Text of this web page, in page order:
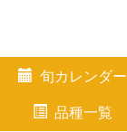
旬カレンダー
品種一覧